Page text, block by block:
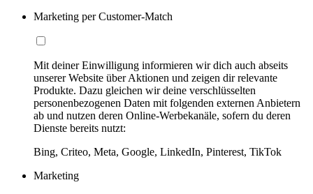
Marketing per Customer-Match
Mit deiner Einwilligung informieren wir dich auch abseits
unserer Website über Aktionen und zeigen dir relevante
Produkte. Dazu gleichen wir deine verschlüsselten
personenbezogenen Daten mit folgenden externen Anbietern
ab und nutzen deren Online-Werbekanäle, sofern du deren
Dienste bereits nutzt:
Bing, Criteo, Meta, Google, LinkedIn, Pinterest, TikTok
Marketing